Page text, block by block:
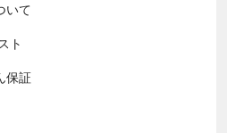
いて
ト
保証